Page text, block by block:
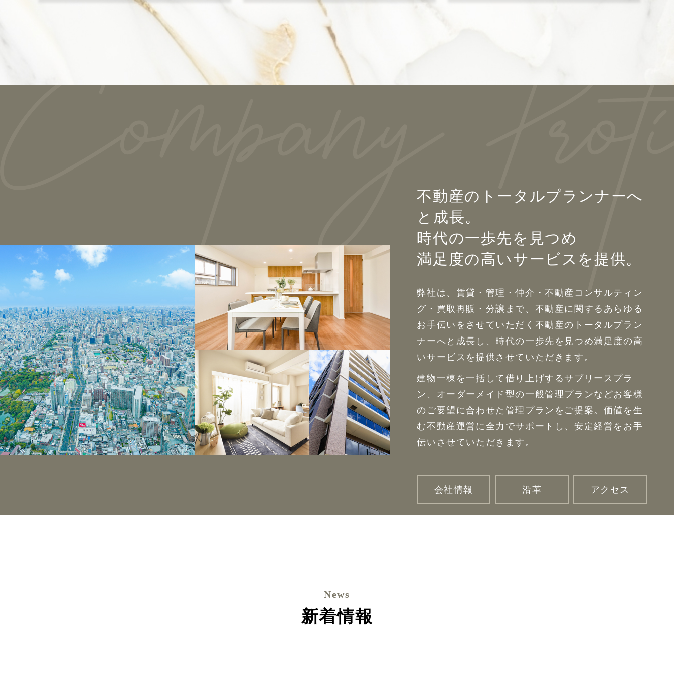
不動産のトータルプランナーへ
と成長。
時代の一歩先を見つめ
満足度の高いサービスを提供。
弊社は、賃貸・管理・仲介・不動産コンサルティン
グ・買取再販・分譲まで、不動産に関するあらゆる
お手伝いをさせていただく不動産のトータルプラン
ナーへと成長し、時代の一歩先を見つめ満足度の高
いサービスを提供させていただきます。
建物一棟を一括して借り上げするサブリースプラ
ン、オーダーメイド型の一般管理プランなどお客様
のご要望に合わせた管理プランをご提案。価値を生
む不動産運営に全力でサポートし、安定経営をお手
伝いさせていただきます。
会社情報 沿革 アクセス
News
新着情報